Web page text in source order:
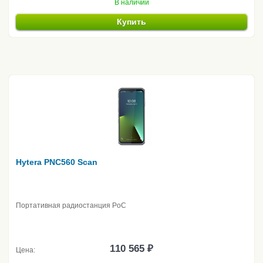
В наличии
Купить
Hytera PNC560 Scan
Портативная радиостанция PoC
Цена: 110 565 ₽